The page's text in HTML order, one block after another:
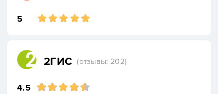
5
2ГИС (отзывы: 202)
4.5